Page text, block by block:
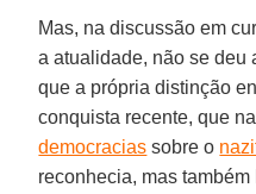
Mas, na discussão em
a atualidade, não se deu
que a própria distinção
conquista recente, que
democracias sobre o
reconhecia, mas